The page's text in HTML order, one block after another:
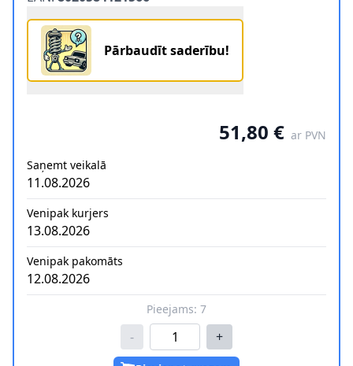
Pārbaudīt saderību!
51,80 € ar PVN
Saņemt veikalā
11.08.2026
Venipak kurjers
13.08.2026
Venipak pakomāts
12.08.2026
Pieejams: 7
- +